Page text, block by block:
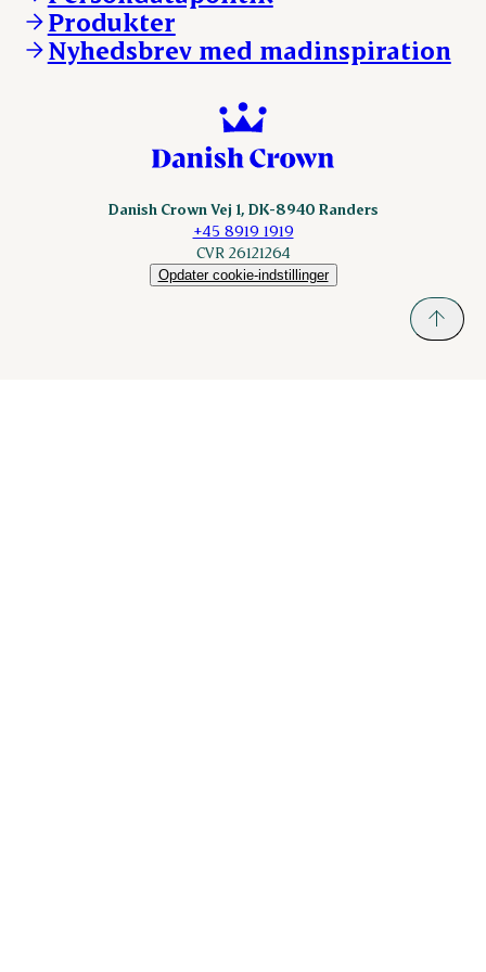
KLS.se
nordicspoor.com
Scanhide.dk
Produkter
Nyhedsbrev med madinspiration
Danish Crown Vej 1, DK-8940 Randers
+45 8919 1919
CVR 26121264
Opdater cookie-indstillinger